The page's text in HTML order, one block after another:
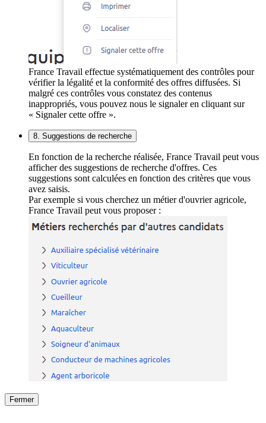
France Travail effectue systématiquement des contrôles pour
vérifier la légalité et la conformité des offres diffusées. Si
malgré ces contrôles vous constatez des contenus
inappropriés, vous pouvez nous le signaler en cliquant sur
« Signaler cette offre ».
8. Suggestions de recherche
En fonction de la recherche réalisée, France Travail peut vous
afficher des suggestions de recherche d'offres. Ces
suggestions sont calculées en fonction des critères que vous
avez saisis.
Par exemple si vous cherchez un métier d'ouvrier agricole,
France Travail peut vous proposer :
Fermer